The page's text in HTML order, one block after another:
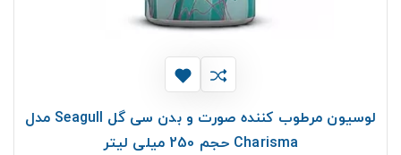
لوسیون مرطوب کننده صورت و بدن سی گل Seagull مدل
Charisma حجم 250 میلی لیتر